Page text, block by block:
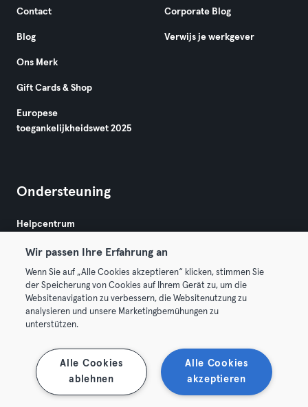
Contact
Blog
Ons Merk
Gift Cards & Shop
Europese
toegankelijkheidswet 2025
Corporate Blog
Verwijs je werkgever
Ondersteuning
Helpcentrum
Algemene Voorwaarden
Membership opzeggen Trek hier je contract terug
Wir passen Ihre Erfahrung an
Wenn Sie auf „Alle Cookies akzeptieren“ klicken, stimmen Sie
der Speicherung von Cookies auf Ihrem Gerät zu, um die
Websitenavigation zu verbessern, die Websitenutzung zu
analysieren und unsere Marketingbemühungen zu
unterstützen.
Alle Cookies
akzeptieren
Alle Cookies
ablehnen